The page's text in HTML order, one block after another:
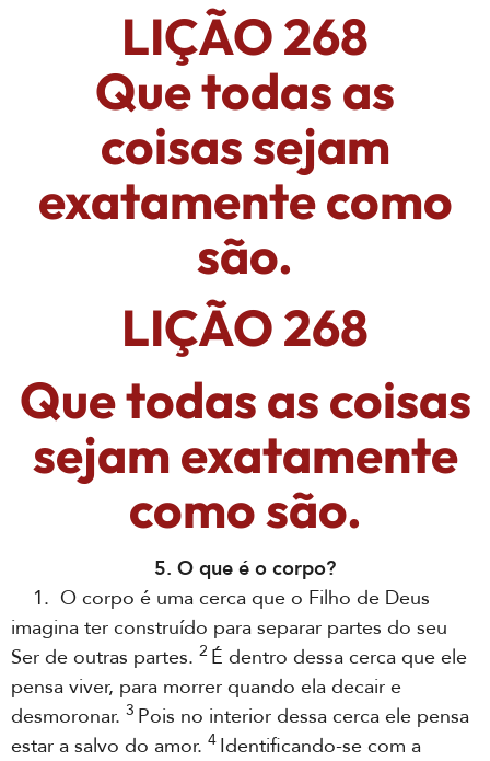
LIÇÃO 268
Que todas as
coisas sejam
exatamente como
são.
LIÇÃO 268
Que todas as coisas
sejam exatamente
como são.
5. O que é o corpo?
1. O corpo é uma cerca que o Filho de Deus
imagina ter construído para separar partes do seu
Ser de outras partes. 2 É dentro dessa cerca que ele
pensa viver, para morrer quando ela decair e
desmoronar. 3 Pois no interior dessa cerca ele pensa
estar a salvo do amor. 4 Identificando-se com a